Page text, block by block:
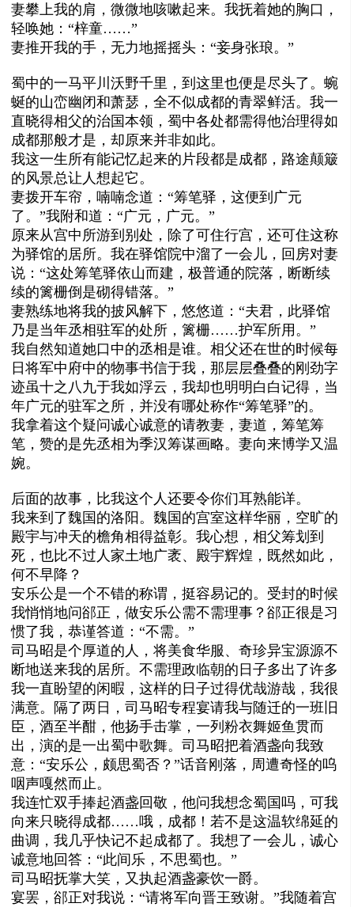
妻攀上我的肩，微微地咳嗽起来。我抚着她的胸口，
轻唤她：“梓童……”
妻推开我的手，无力地摇摇头：“妾身张琅。”
蜀中的一马平川沃野千里，到这里也便是尽头了。蜿
蜒的山峦幽闭和萧瑟，全不似成都的青翠鲜活。我一
直晓得相父的治国本领，蜀中各处都需得他治理得如
成都那般才是，却原来并非如此。
我这一生所有能记忆起来的片段都是成都，路途颠簸
的风景总让人想起它。
妻拨开车帘，喃喃念道：“筹笔驿，这便到广元
了。”我附和道：“广元，广元。”
原来从宫中所游到别处，除了可住行宫，还可住这称
为驿馆的居所。我在驿馆院中溜了一会儿，回房对妻
说：“这处筹笔驿依山而建，极普通的院落，断断续
续的篱栅倒是砌得错落。”
妻熟练地将我的披风解下，悠悠道：“夫君，此驿馆
乃是当年丞相驻军的处所，篱栅……护军所用。”
我自然知道她口中的丞相是谁。相父还在世的时候每
日将军中府中的物事书信于我，那层层叠叠的刚劲字
迹虽十之八九于我如浮云，我却也明明白白记得，当
年广元的驻军之所，并没有哪处称作“筹笔驿”的。
我拿着这个疑问诚心诚意的请教妻，妻道，筹笔筹
笔，赞的是先丞相为季汉筹谋画略。妻向来博学又温
婉。
后面的故事，比我这个人还要令你们耳熟能详。
我来到了魏国的洛阳。魏国的宫室这样华丽，空旷的
殿宇与冲天的檐角相得益彰。我心想，相父筹划到
死，也比不过人家土地广袤、殿宇辉煌，既然如此，
何不早降？
安乐公是一个不错的称谓，挺容易记的。受封的时候
我悄悄地问郤正，做安乐公需不需理事？郤正很是习
惯了我，恭谨答道：“不需。”
司马昭是个厚道的人，将美食华服、奇珍异宝源源不
断地送来我的居所。不需理政临朝的日子多出了许多
我一直盼望的闲暇，这样的日子过得优哉游哉，我很
满意。隔了两日，司马昭专程宴请我与随迁的一班旧
臣，酒至半酣，他扬手击掌，一列粉衣舞姬鱼贯而
出，演的是一出蜀中歌舞。司马昭把着酒盏向我致
意：“安乐公，颇思蜀否？”话音刚落，周遭奇怪的呜
咽声嘎然而止。
我连忙双手捧起酒盏回敬，他问我想念蜀国吗，可我
向来只晓得成都……哦，成都！若不是这温软绵延的
曲调，我几乎快记不起成都了。我想了一会儿，诚心
诚意地回答：“此间乐，不思蜀也。”
司马昭抚掌大笑，又执起酒盏豪饮一爵。
宴罢，郤正对我说：“请将军向晋王致谢。”我随着宫